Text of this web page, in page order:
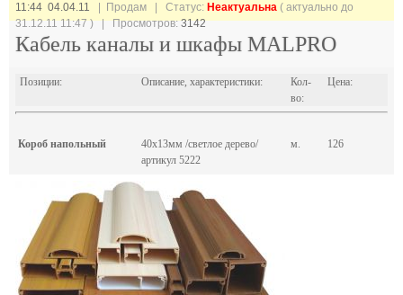
11:44 04.04.11 | Продам | Статус: Неактуальна ( актуально до
31.12.11 11:47 ) | Просмотров:3142
Кабель каналы и шкафы MALPRO
Позиции: Описание, характеристики:
Кол-
во:
Цена:
Короб напольный
40х13мм /светлое дерево/
артикул 5222
м. 126